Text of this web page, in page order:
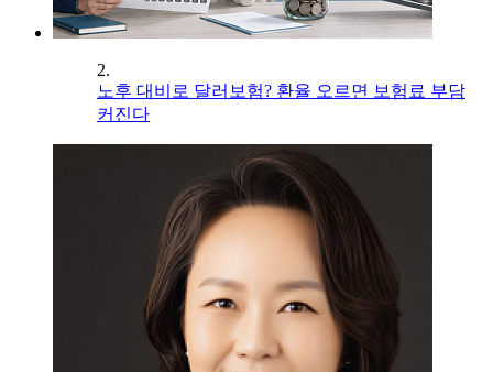
2.
노후 대비로 달러보험? 환율 오르면 보험료 부담
커진다